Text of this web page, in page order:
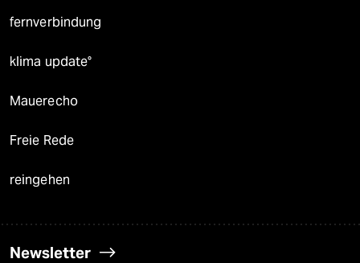
fernverbindung
klima update°
Mauerecho
Freie Rede
reingehen
Newsletter